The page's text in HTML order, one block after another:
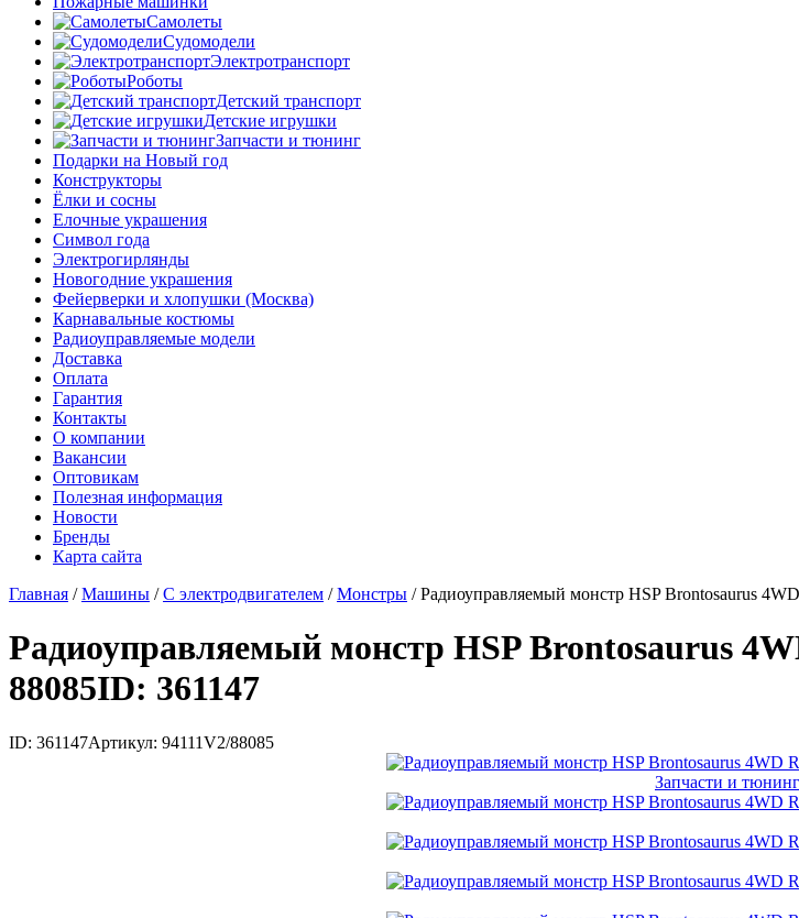
Самолеты
Судомодели
Электротранспорт
Роботы
Детский транспорт
Детские игрушки
Запчасти и тюнинг
Подарки на Новый год
Конструкторы
Ёлки и сосны
Елочные украшения
Символ года
Электрогирлянды
Новогодние украшения
Фейерверки и хлопушки (Москва)
Карнавальные костюмы
Радиоуправляемые модели
Доставка
Оплата
Гарантия
Контакты
О компании
Вакансии
Оптовикам
Полезная информация
Новости
Бренды
Карта сайта
Главная /Машины /С электродвигателем /Монстры /Радиоуправляемый монстр HSP Brontosaurus
Радиоуправляемый монстр HSP Brontosaurus
88085ID: 361147
ID: 361147Артикул: 94111V2/88085
Запчасти и